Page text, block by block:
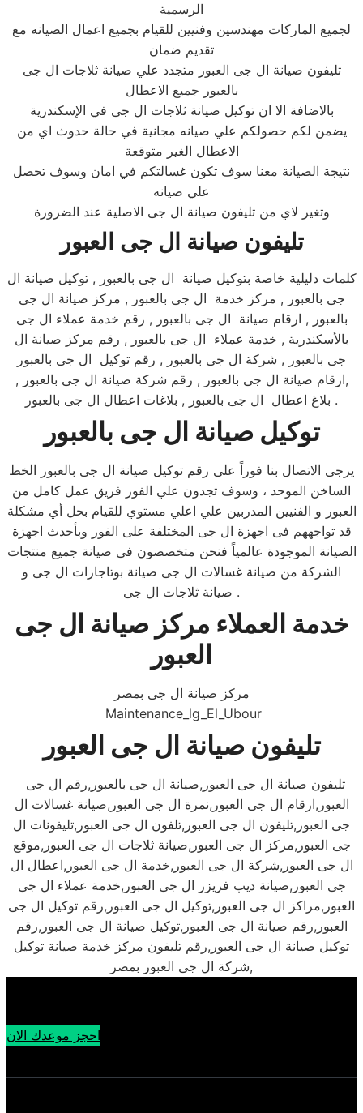
الرسمية
لجميع الماركات مهندسين وفنيين للقيام بجميع اعمال الصيانه مع
تقديم ضمان
تليفون صيانة ال جى العبور متجدد علي صيانة ثلاجات ال جى
بالعبور جميع الاعطال
بالاضافة الا ان توكيل صيانة ثلاجات ال جى في الإسكندرية
يضمن لكم حصولكم علي صيانه مجانية في حالة حدوث اي من
الاعطال الغير متوقعة
نتيجة الصيانة معنا سوف تكون غسالتكم في امان وسوف تحصل
علي صيانه
وتغير لاي من تليفون صيانة ال جى الاصلية عند الضرورة
تليفون صيانة ال جى العبور
كلمات دليلية خاصة بتوكيل صيانة ال جى بالعبور , توكيل صيانة ال
جى بالعبور , مركز خدمة ال جى بالعبور , مركز صيانة ال جى
بالعبور , ارقام صيانة ال جى بالعبور , رقم خدمة عملاء ال جى
بالأسكندرية , خدمة عملاء ال جى بالعبور , رقم مركز صيانة ال
جى بالعبور , شركة ال جى بالعبور , رقم توكيل ال جى بالعبور
,ارقام صيانة ال جى بالعبور , رقم شركة صيانة ال جى بالعبور ,
بلاغ اعطال ال جى بالعبور , بلاغات اعطال ال جى بالعبور .
توكيل صيانة ال جى بالعبور
يرجى الاتصال بنا فوراً على رقم توكيل صيانة ال جى بالعبور الخط
الساخن الموحد ، وسوف تجدون علي الفور فريق عمل كامل من
العبور و الفنيين المدربين علي اعلي مستوي للقيام بحل أي مشكلة
قد تواجههم فى اجهزة ال جى المختلفة على الفور وبأحدث اجهزة
الصيانة الموجودة عالمياً فنحن متخصصون فى صيانة جميع منتجات
الشركة من صيانة غسالات ال جى صيانة بوتاجازات ال جى و
صيانة ثلاجات ال جى .
خدمة العملاء مركز صيانة ال جى
العبور
مركز صيانة ال جى بمصر
Maintenance_lg_El_Ubour
تليفون صيانة ال جى العبور
العبور,ارقام ال جى العبور,نمرة ال جى العبور,صيانة غسالات ال
جى العبور,تليفون ال جى العبور,تلفون ال جى العبور,تليفونات ال
جى العبور,مركز ال جى العبور,صيانة ثلاجات ال جى العبور,موقع
ال جى العبور,شركة ال جى العبور,خدمة ال جى العبور,اعطال ال
جى العبور,صيانة ديب فريزر ال جى العبور,خدمة عملاء ال جى
العبور,مراكز ال جى العبور,توكيل ال جى العبور,رقم توكيل ال جى
العبور,رقم صيانة ال جى العبور,توكيل صيانة ال جى العبور,رقم
توكيل صيانة ال جى العبور,رقم تليفون مركز خدمة صيانة توكيل
شركة ال جى العبور بمصر,
احجز موعدك الان